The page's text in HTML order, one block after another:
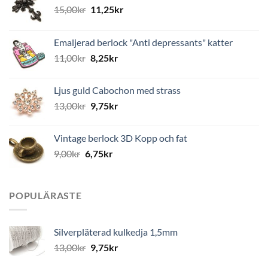
15,00kr 11,25kr
Emaljerad berlock "Anti depressants" katter
11,00kr 8,25kr
Ljus guld Cabochon med strass
13,00kr 9,75kr
Vintage berlock 3D Kopp och fat
9,00kr 6,75kr
POPULÄRASTE
Silverpläterad kulkedja 1,5mm
13,00kr 9,75kr